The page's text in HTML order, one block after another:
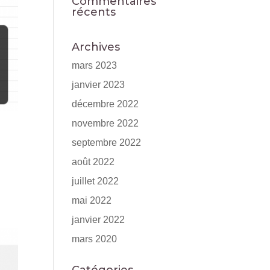
récents
Archives
mars 2023
janvier 2023
décembre 2022
novembre 2022
septembre 2022
août 2022
juillet 2022
mai 2022
janvier 2022
mars 2020